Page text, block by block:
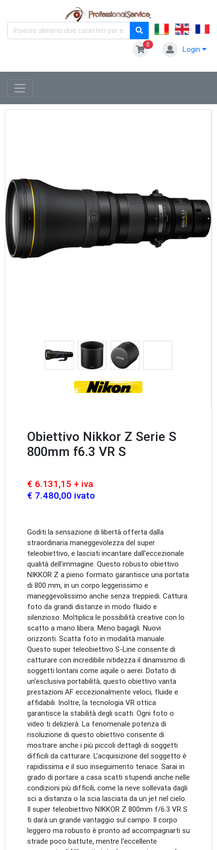
0
Login
Obiettivo Nikkor Z Serie S
800mm f6.3 VR S
€ 6.131,15 + iva
€ 7.480,00 ivato
Goditi la sensazione di libertà offerta dalla
straordinaria maneggevolezza del super
teleobiettivo, e lasciati incantare dall'eccezionale
qualità dell'immagine. Questo robusto obiettivo
NIKKOR Z a pieno formato garantisce una portata
di 800 mm, in un corpo leggerissimo e
maneggevolissimo anche senza treppiedi. Cattura
foto da grandi distanze in modo fluido e
silenzioso. Moltiplica le possibilità creative con lo
scatto a mano libera. Meno bagagli. Nuovi
orizzonti. Scatta foto in modalità manuale.
Questo super teleobiettivo S-Line consente di
catturare con incredibile nitidezza il dinamismo di
soggetti lontani come aquile o aerei. Dotato di
un'esclusiva portabilità, questo obiettivo vanta
prestazioni AF eccezionalmente veloci, fluide e
affidabili. Inoltre, la tecnologia VR ottica
garantisce la stabilità degli scatti. Ogni foto o
video ti delizierà. La fenomenale potenza di
risoluzione di questo obiettivo consente di
mostrare anche i più piccoli dettagli di soggetti
difficili da catturare. L'acquisizione del soggetto è
rapidissima e il suo inseguimento tenace. Sarai in
grado di portare a casa scatti stupendi anche nelle
condizioni più difficili, come la neve sollevata dagli
sci a distanza o la scia lasciata da un jet nel cielo.
Il super teleobiettivo NIKKOR Z 800mm f/6.3 VR S
ti darà un grande vantaggio sul campo. Il corpo
leggero ma robusto è pronto ad accompagnarti su
strade poco battute, mentre l'eccellente